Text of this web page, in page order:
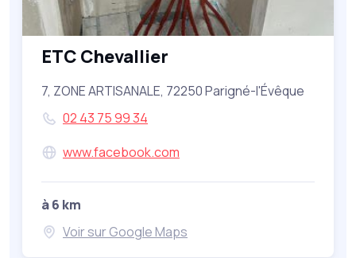
ETC Chevallier
7, ZONE ARTISANALE, 72250 Parigné-l'Évêque
02 43 75 99 34
www.facebook.com
à 6 km
Voir sur Google Maps